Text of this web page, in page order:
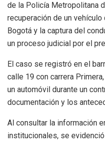
de la Policía Metropolitana
recuperación de un
Bogotá y la captura del
un proceso judicial por el
El caso se registró en el
calle 19 con carrera
un automóvil durante un
documentación y los
Al consultar la información
institucionales, se